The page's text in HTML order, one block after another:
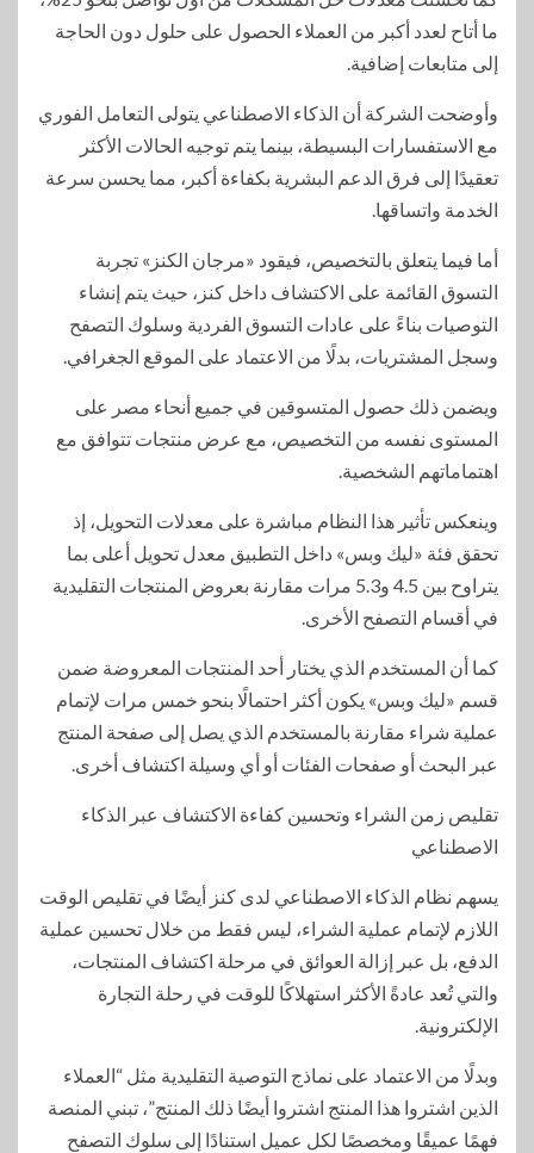
ما أتاح لعدد أكبر من العملاء الحصول على حلول دون الحاجة
إلى متابعات إضافية.
وأوضحت الشركة أن الذكاء الاصطناعي يتولى التعامل الفوري
مع الاستفسارات البسيطة، بينما يتم توجيه الحالات الأكثر
تعقيدًا إلى فرق الدعم البشرية بكفاءة أكبر، مما يحسن سرعة
الخدمة واتساقها.
أما فيما يتعلق بالتخصيص، فيقود «مرجان الكنز» تجربة
التسوق القائمة على الاكتشاف داخل كنز، حيث يتم إنشاء
التوصيات بناءً على عادات التسوق الفردية وسلوك التصفح
وسجل المشتريات، بدلًا من الاعتماد على الموقع الجغرافي.
ويضمن ذلك حصول المتسوقين في جميع أنحاء مصر على
المستوى نفسه من التخصيص، مع عرض منتجات تتوافق مع
اهتماماتهم الشخصية.
وينعكس تأثير هذا النظام مباشرة على معدلات التحويل، إذ
تحقق فئة «ليك وبس» داخل التطبيق معدل تحويل أعلى بما
يتراوح بين 4.5 و5.3 مرات مقارنة بعروض المنتجات التقليدية
في أقسام التصفح الأخرى.
كما أن المستخدم الذي يختار أحد المنتجات المعروضة ضمن
قسم «ليك وبس» يكون أكثر احتمالًا بنحو خمس مرات لإتمام
عملية شراء مقارنة بالمستخدم الذي يصل إلى صفحة المنتج
عبر البحث أو صفحات الفئات أو أي وسيلة اكتشاف أخرى.
تقليص زمن الشراء وتحسين كفاءة الاكتشاف عبر الذكاء
الاصطناعي
يسهم نظام الذكاء الاصطناعي لدى كنز أيضًا في تقليص الوقت
اللازم لإتمام عملية الشراء، ليس فقط من خلال تحسين عملية
الدفع، بل عبر إزالة العوائق في مرحلة اكتشاف المنتجات،
والتي تُعد عادةً الأكثر استهلاكًا للوقت في رحلة التجارة
الإلكترونية.
وبدلًا من الاعتماد على نماذج التوصية التقليدية مثل “العملاء
الذين اشتروا هذا المنتج اشتروا أيضًا ذلك المنتج”، تبني المنصة
فهمًا عميقًا ومخصصًا لكل عميل استنادًا إلى سلوك التصفح